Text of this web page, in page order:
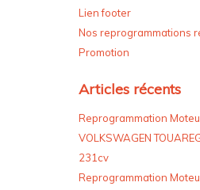
Lien footer
Nos reprogrammations
Promotion
Articles récents
Reprogrammation
VOLKSWAGEN
231cv
Reprogrammation